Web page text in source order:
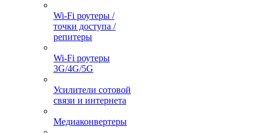
Wi-Fi роутеры /
точки доступа /
репитеры
Wi-Fi роутеры
3G/4G/5G
Усилители сотовой
связи и интернета
Медиаконвертеры